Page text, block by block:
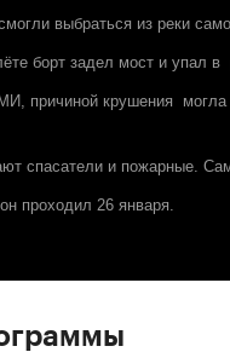
выбраться из реки
борт задел мост и упал
причиной крушения могла
спасатели и пожарные.
проходил 26 января.